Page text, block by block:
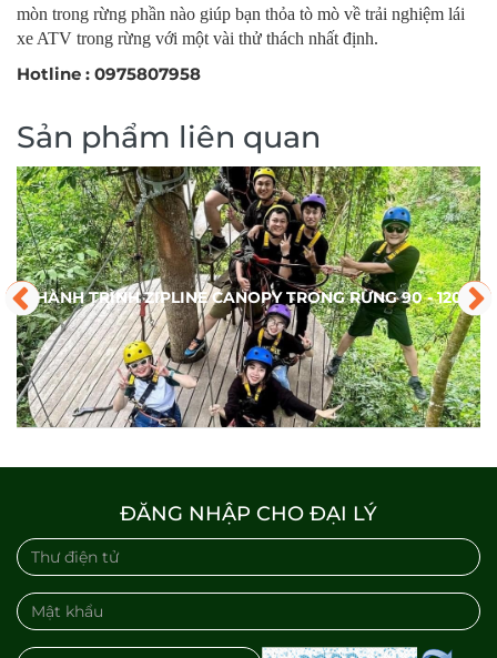
mòn trong rừng phần nào giúp bạn thỏa tò mò về trải nghiệm lái
xe ATV trong rừng với một vài thử thách nhất định.
Hotline : 0975807958
Sản phẩm liên quan
HÀNH TRÌNH ZIPLINE CANOPY TRONG RỪNG 90 - 120
PHÚT
ĐĂNG NHẬP CHO ĐẠI LÝ